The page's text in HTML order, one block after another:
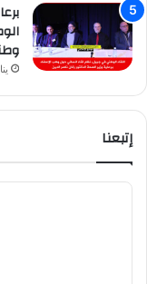
يناير
إتبعنا